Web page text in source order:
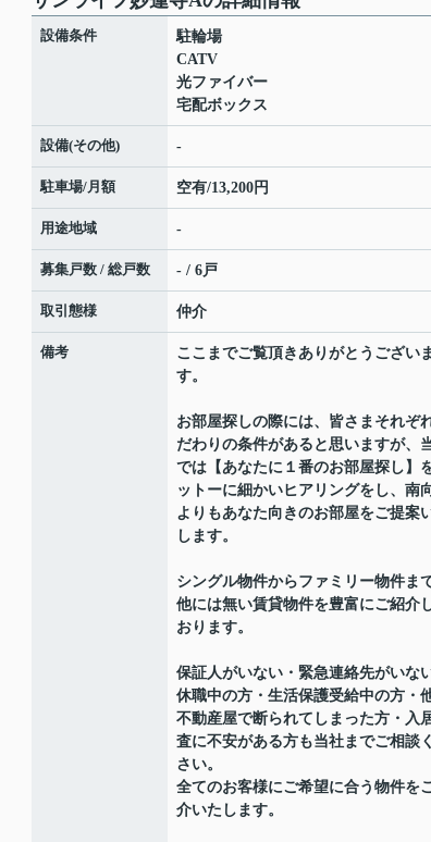
設備条件
駐輪場
CATV
光ファイバー
宅配ボックス
設備(その他) -
駐車場/月額 空有/13,200円
用途地域 -
募集戸数 / 総戸数 - / 6戸
取引態様 仲介
備考
ここまでご覧頂きありがとうござい
す。
お部屋探しの際には、皆さまそれぞ
だわりの条件があると思いますが、
では【あなたに１番のお部屋探し】
ットーに細かいヒアリングをし、南
よりもあなた向きのお部屋をご提案
します。
シングル物件からファミリー物件ま
他には無い賃貸物件を豊富にご紹介
おります。
保証人がいない・緊急連絡先がいな
休職中の方・生活保護受給中の方・
不動産屋で断られてしまった方・入
査に不安がある方も当社までご相談
さい。
全てのお客様にご希望に合う物件を
介いたします。